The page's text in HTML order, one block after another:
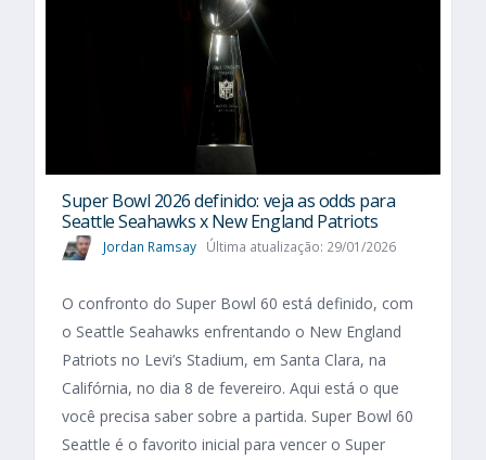
Super Bowl 2026 definido: veja as odds para
Seattle Seahawks x New England Patriots
Jordan Ramsay Última atualização: 29/01/2026
O confronto do Super Bowl 60 está definido, com
o Seattle Seahawks enfrentando o New England
Patriots no Levi’s Stadium, em Santa Clara, na
Califórnia, no dia 8 de fevereiro. Aqui está o que
você precisa saber sobre a partida. Super Bowl 60
Seattle é o favorito inicial para vencer o Super